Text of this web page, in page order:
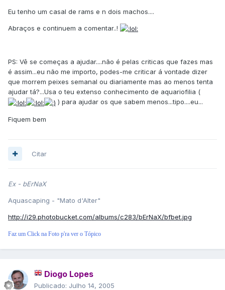
Eu tenho um casal de rams e n dois machos....
Abraços e continuem a comentar..!
PS: Vê se começas a ajudar....não é pelas criticas que fazes mas
é assim...eu não me importo, podes-me criticar á vontade dizer
que morrem peixes semanal ou diariamente mas ao menos tenta
ajudar tá?...Usa o teu extenso conhecimento de aquariofilia (
) para ajudar os que sabem menos...tipo....eu...
Fiquem bem
Citar
Ex - bErNaX
Aquascaping - "Mato d'Alter"
http://i29.photobucket.com/albums/c283/bErNaX/bfbet.jpg
Faz um Click na Foto p'ra ver o Tópico
Diogo Lopes
Publicado: Julho 14, 2005